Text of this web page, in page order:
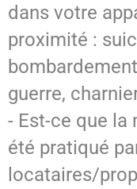
dans votre
proximité :
guerre,
- Est-ce que la
été pratiqué
locataires/